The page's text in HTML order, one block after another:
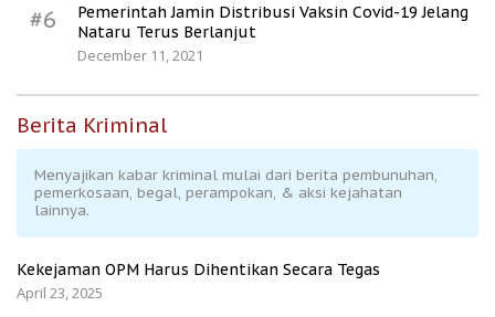
#6
Pemerintah Jamin Distribusi Vaksin Covid-19 Jelang
Nataru Terus Berlanjut
December 11, 2021
Berita Kriminal
Menyajikan kabar kriminal mulai dari berita pembunuhan,
pemerkosaan, begal, perampokan, & aksi kejahatan
lainnya.
Kekejaman OPM Harus Dihentikan Secara Tegas
April 23, 2025